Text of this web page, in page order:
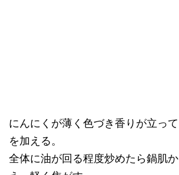
にんにくが薄く色づき香りが立っ
を加える。
全体に油が回る程度炒めたら鍋肌